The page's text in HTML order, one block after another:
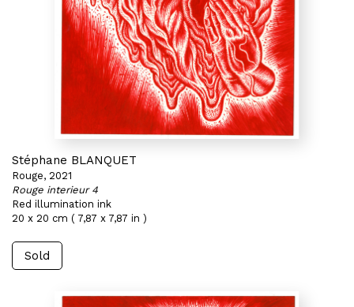
Stéphane BLANQUET
Rouge, 2021
Rouge interieur 4
Red illumination ink
20 x 20 cm ( 7,87 x 7,87 in )
Sold